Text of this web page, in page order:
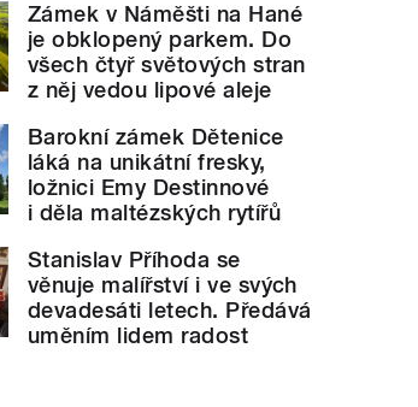
Zámek v Náměšti na Hané
je obklopený parkem. Do
všech čtyř světových stran
z něj vedou lipové aleje
Barokní zámek Dětenice
láká na unikátní fresky,
ložnici Emy Destinnové
i děla maltézských rytířů
Stanislav Příhoda se
věnuje malířství i ve svých
devadesáti letech. Předává
uměním lidem radost